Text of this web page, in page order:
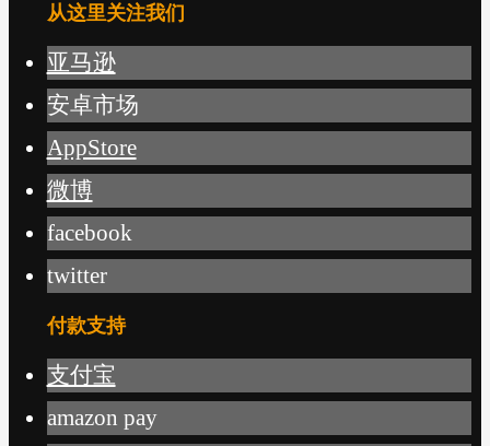
从这里关注我们
亚马逊
安卓市场
AppStore
微博
facebook
twitter
付款支持
支付宝
amazon pay